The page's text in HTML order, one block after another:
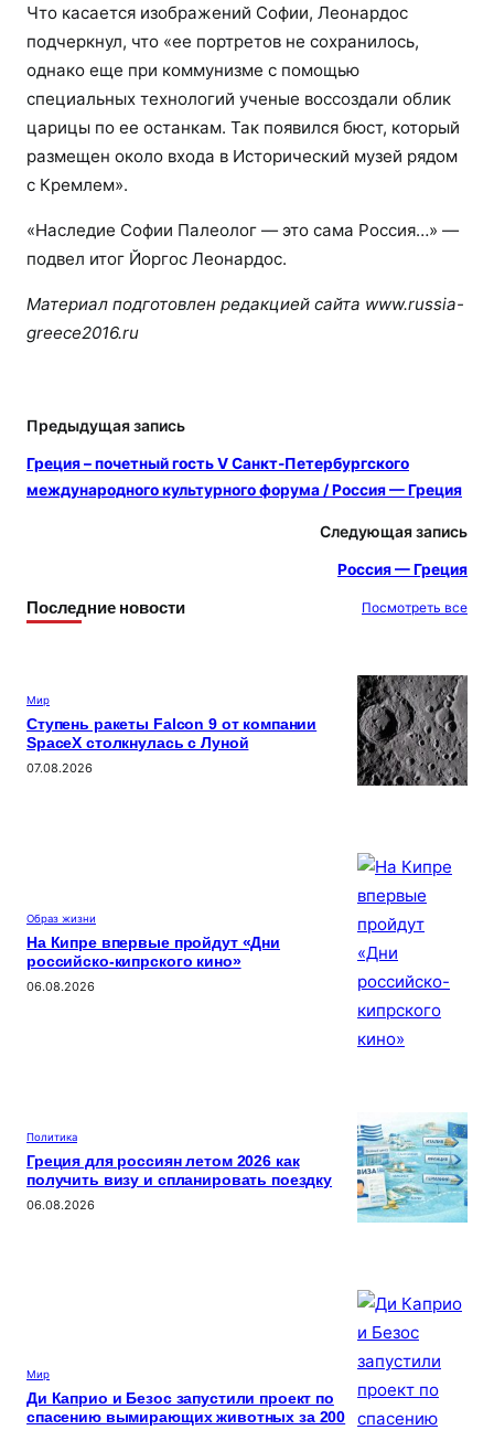
Что касается изображений Софии, Леонардос
подчеркнул, что «ее портретов не сохранилось,
однако еще при коммунизме с помощью
специальных технологий ученые воссоздали облик
царицы по ее останкам. Так появился бюст, который
размещен около входа в Исторический музей рядом
с Кремлем».
«Наследие Софии Палеолог — это сама Россия…» —
подвел итог Йоргос Леонардос.
Материал подготовлен редакцией сайта www.russia-
greece2016.ru
Предыдущая запись
Греция – почетный гость V Санкт-Петербургского
международного культурного форума / Россия — Греция
Следующая запись
Россия — Греция
Последние новости Посмотреть все
Мир
Ступень ракеты Falcon 9 от компании
SpaceX столкнулась с Луной
07.08.2026
Образ жизни
На Кипре впервые пройдут «Дни
российско-кипрского кино»
06.08.2026
Политика
Греция для россиян летом 2026 как
получить визу и спланировать поездку
06.08.2026
Мир
Ди Каприо и Безос запустили проект по
спасению вымирающих животных за 200